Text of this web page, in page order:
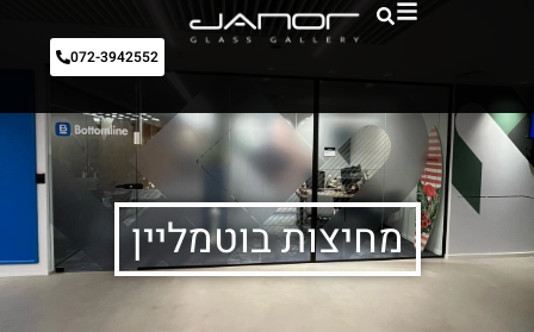
072-3942552
מחיצות בוטמליין